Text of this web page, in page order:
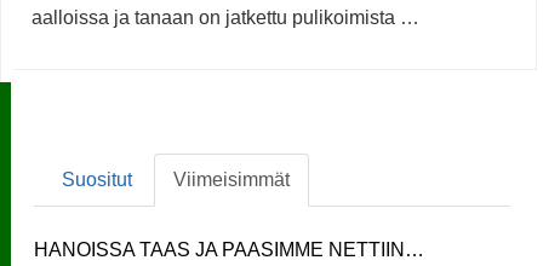
aalloissa ja tanaan on jatkettu pulikoimista …
Suositut Viimeisimmät
HANOISSA TAAS JA PAASIMME NETTIIN…